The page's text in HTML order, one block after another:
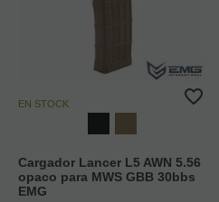
EN STOCK
Cargador Lancer L5 AWN 5.56
opaco para MWS GBB 30bbs
EMG